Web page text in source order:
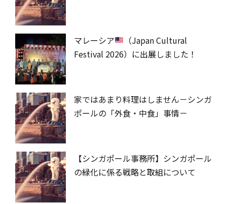
マレーシア
（Japan Cultural
Festival 2026）に出展しました！
家ではあまり料理はしません－シンガ
ポールの「外食・中食」事情－
【シンガポール事務所】シンガポール
の緑化に係る戦略と取組について